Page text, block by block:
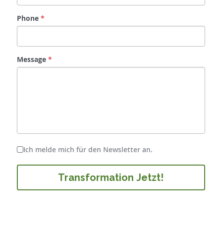
Phone*
Message*
Ich melde mich für den Newsletter an.
Transformation Jetzt!